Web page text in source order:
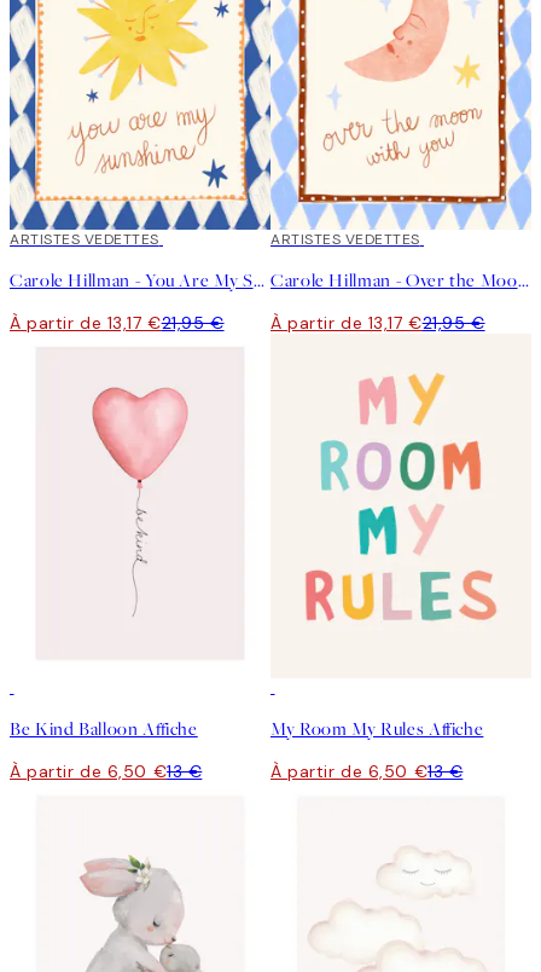
40%*
ARTISTES VEDETTES
Carole Hillman - You Are My Sunshine Affiche
À partir de 13,17 €21,95 €
40%*
ARTISTES VEDETTES
Carole Hillman - Over the Moon Affiche
À partir de 13,17 €21,95 €
Be Kind Balloon Affiche
À partir de 6,50 €13 €
My Room My Rules Affiche
À partir de 6,50 €13 €